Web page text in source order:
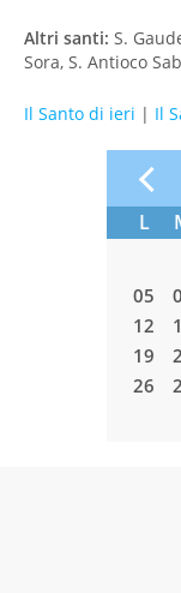
Altri santi: S.
Sora, S. Antioco
Il Santo di ieri | Il
L
05
12
19
26